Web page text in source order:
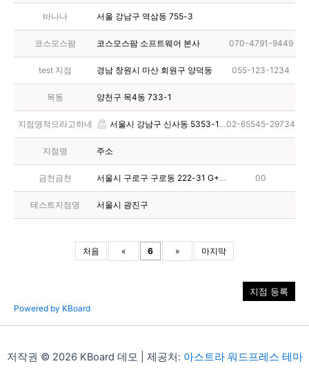
바나나 서울 강남구 역삼동 755-3
코스모스팜 코스모스팜 소프트웨어 본사 070-4791-9449
test 지점 경남 창원시 마산 회원구 양덕동 055-123-1234
목동 양천구 목4동 733-1
지점명적으라고하네 서울시 강남구 신사동 5353-121 02-65545-29734
지점명 주소
금천금천 서울시 구로구 구로동 222-31 G+디지털 타워 14층 00
테스트지점명 서울시 광진구
처음 « 6 » 마지막
지점 등록
Powered by KBoard
저작권 © 2026 KBoard 데모 | 제공처: 아스트라 워드프레스 테마